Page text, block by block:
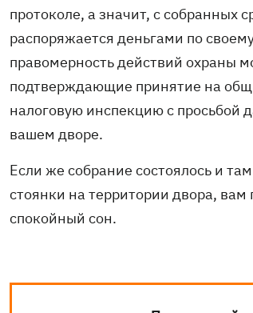
протоколе, а значит, с собранных
распоряжается деньгами по
правомерность действий охраны
подтверждающие принятие на
налоговую инспекцию с просьбой
вашем дворе.
Если же собрание состоялось и
стоянки на территории двора, вам
спокойный сон.